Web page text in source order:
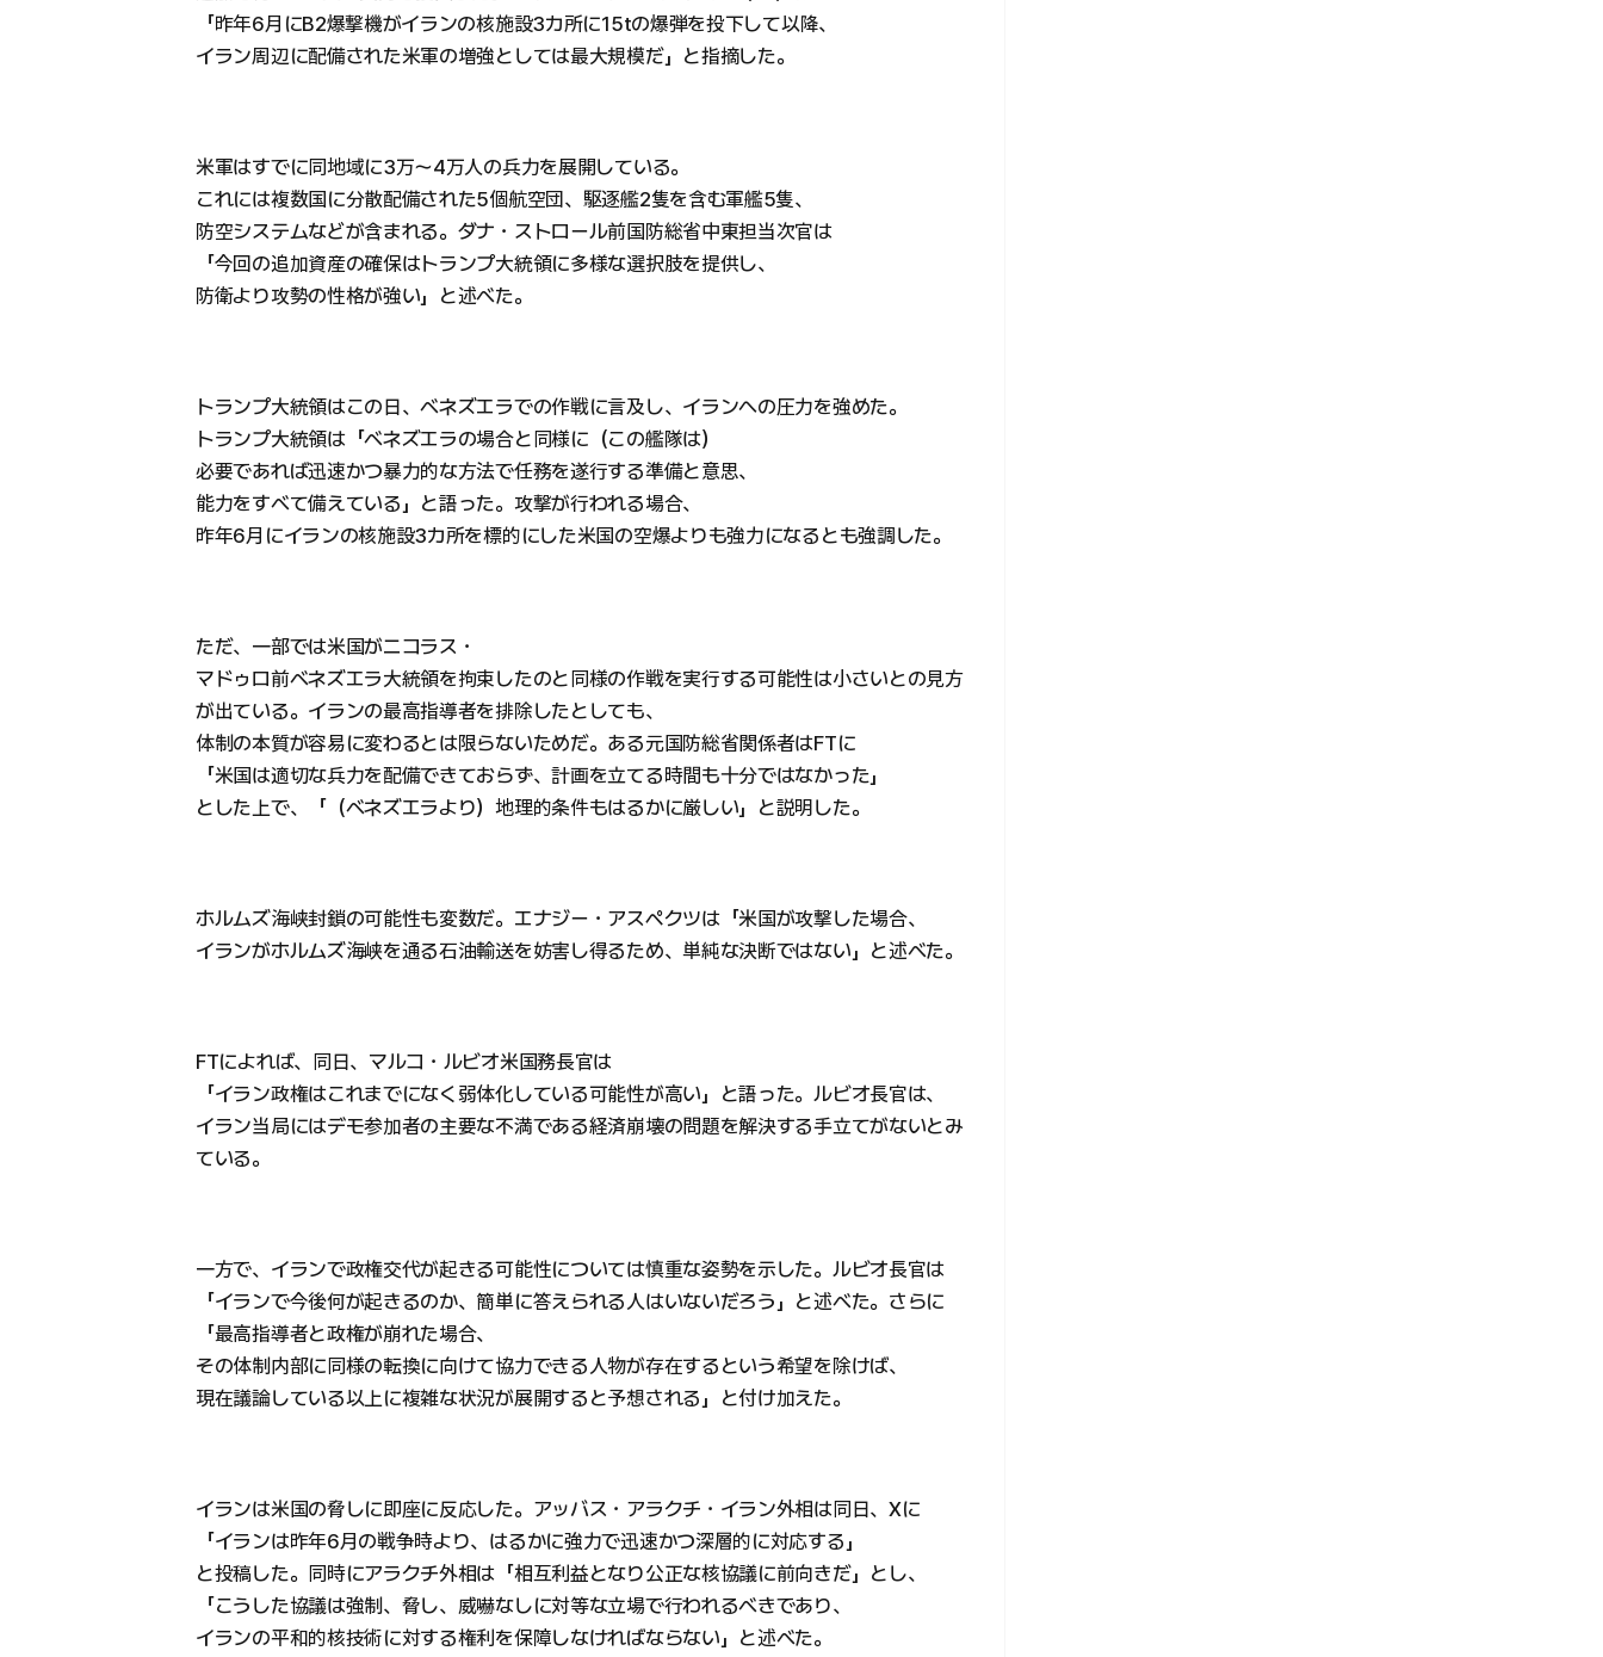
「昨年6月にB2爆撃機がイランの核施設3カ所に15tの爆弾を投下して以降、
イラン周辺に配備された米軍の増強としては最大規模だ」と指摘した。
米軍はすでに同地域に3万〜4万人の兵力を展開している。
これには複数国に分散配備された5個航空団、駆逐艦2隻を含む軍艦5隻、
防空システムなどが含まれる。ダナ・ストロール前国防総省中東担当次官は
「今回の追加資産の確保はトランプ大統領に多様な選択肢を提供し、
防衛より攻勢の性格が強い」と述べた。
トランプ大統領はこの日、ベネズエラでの作戦に言及し、イランへの圧力を強めた。
トランプ大統領は「ベネズエラの場合と同様に（この艦隊は）
必要であれば迅速かつ暴力的な方法で任務を遂行する準備と意思、
能力をすべて備えている」と語った。攻撃が行われる場合、
昨年6月にイランの核施設3カ所を標的にした米国の空爆よりも強力になるとも強調した。
ただ、一部では米国がニコラス・
マドゥロ前ベネズエラ大統領を拘束したのと同様の作戦を実行する可能性は小さいとの見方
が出ている。イランの最高指導者を排除したとしても、
体制の本質が容易に変わるとは限らないためだ。ある元国防総省関係者はFTに
「米国は適切な兵力を配備できておらず、計画を立てる時間も十分ではなかった」
とした上で、「（ベネズエラより）地理的条件もはるかに厳しい」と説明した。
ホルムズ海峡封鎖の可能性も変数だ。エナジー・アスペクツは「米国が攻撃した場合、
イランがホルムズ海峡を通る石油輸送を妨害し得るため、単純な決断ではない」と述べた。
FTによれば、同日、マルコ・ルビオ米国務長官は
「イラン政権はこれまでになく弱体化している可能性が高い」と語った。ルビオ長官は、
イラン当局にはデモ参加者の主要な不満である経済崩壊の問題を解決する手立てがないとみ
ている。
一方で、イランで政権交代が起きる可能性については慎重な姿勢を示した。ルビオ長官は
「イランで今後何が起きるのか、簡単に答えられる人はいないだろう」と述べた。さらに
「最高指導者と政権が崩れた場合、
その体制内部に同様の転換に向けて協力できる人物が存在するという希望を除けば、
現在議論している以上に複雑な状況が展開すると予想される」と付け加えた。
イランは米国の脅しに即座に反応した。アッバス・アラクチ・イラン外相は同日、Xに
「イランは昨年6月の戦争時より、はるかに強力で迅速かつ深層的に対応する」
と投稿した。同時にアラクチ外相は「相互利益となり公正な核協議に前向きだ」とし、
「こうした協議は強制、脅し、威嚇なしに対等な立場で行われるべきであり、
イランの平和的核技術に対する権利を保障しなければならない」と述べた。